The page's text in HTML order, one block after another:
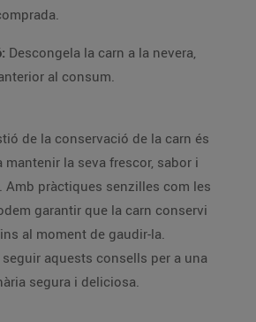
Descongela la carn a la nevera,
al consum.
de la conservació de la carn és
mantenir la seva frescor, sabor i
pràctiques senzilles com les
garantir que la carn conservi
al moment de gaudir-la.
aquests consells per a una
segura i deliciosa.